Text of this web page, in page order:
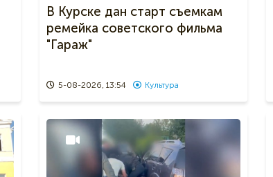
В Курске дан старт съемкам
ремейка советского фильма
"Гараж"
5-08-2026, 13:54 Культура